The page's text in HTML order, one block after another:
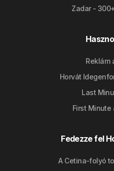
Zadar -
Reklám
Horvát
Last
First
Fedezze fel
A Cetina-folyó